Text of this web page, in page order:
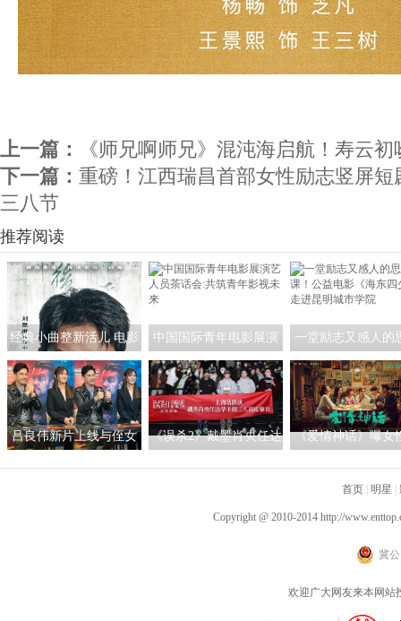
上一篇：
《师兄啊师兄》混沌海启航！寿云
下一篇： 重磅！江西瑞昌首部女性励志竖屏
三八节
推荐阅读
经典小曲整新活儿 电影
《探清水河：重生》角
色海报暗藏时间迷局
中国国际青年电影展演
艺人员茶话会:共筑青年
影视未来
一堂励志又感人的
课！公益电影《海
少》走进昆明城市
吕良伟新片上线与侄女
《误杀2》戴墨肖央任达
冬
《爱情神话》曝女
同盟
首页 明星
Copyright @ 2010-2014 http://
冀公
欢迎广大网友来本网站